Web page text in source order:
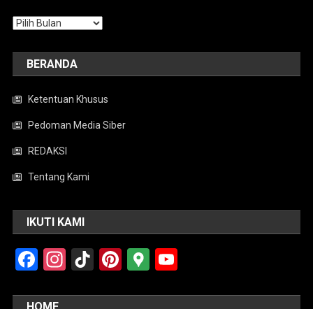
Arsip
BERANDA
Ketentuan Khusus
Pedoman Media Siber
REDAKSI
Tentang Kami
IKUTI KAMI
Facebook
Instagram
TikTokPinterest
Google